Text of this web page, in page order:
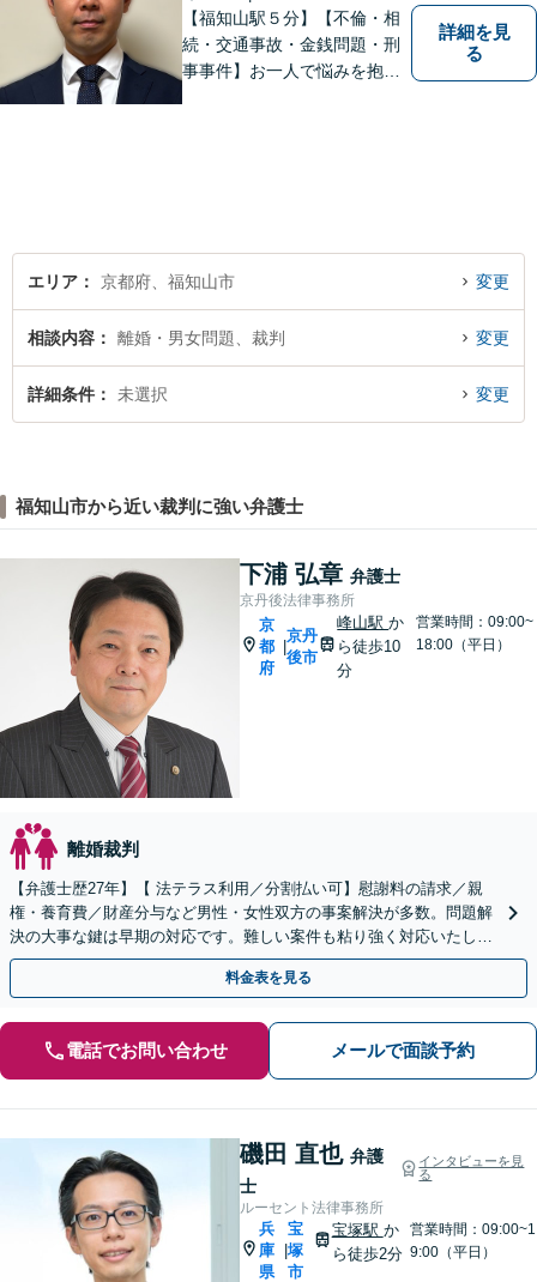
【福知山駅５分】【不倫・相
続・交通事故・金銭問題・刑
事事件】お一人で悩みを抱え
詳細を見
る
エリア 京都府、福知山市 変更
相談内容 離婚・男女問題、裁判 変更
詳細条件 未選択 変更
福知山市から近い裁判に強い弁護士
下浦 弘章 弁護士
京丹後法律事務所
京
都
府
京丹
後市
峰山駅か
ら徒歩10
分
営業時間：09:00~
18:00（平日）
離婚裁判
【弁護士歴27年】【 法テラス利用／分割払い可】慰謝料の請求／親
権・養育費／財産分与など男性・女性双方の事案解決が多数。問題解
決の大事な鍵は早期の対応です。難しい案件も粘り強く対応いたしま
す。【峰山駅から徒歩圏内】【兵庫県北部エリアも対応】
料金表を見る
電話でお問い合わせ メールで面談予約
磯田 直也 弁護
士
インタビューを見
る
ルーセント法律事務所
兵
庫
県
宝
塚
市
宝塚駅 か
ら徒歩2分
営業時間：09:00~1
9:00（平日）